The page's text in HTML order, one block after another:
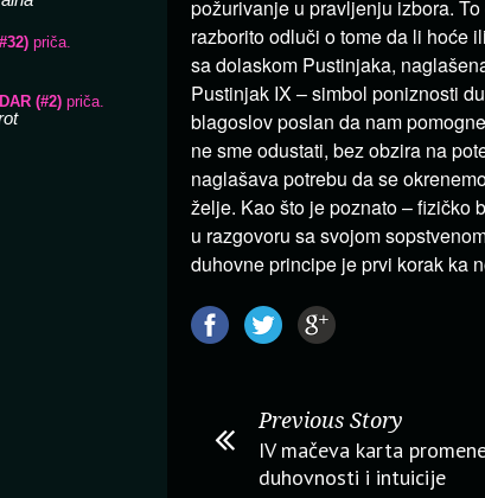
požurivanje u pravljenju izbora.
razborito odluči o tome da li hoće
sa dolaskom Pustinjaka,
Pustinjak IX – simbol poniznosti
blagoslov poslan da nam
ne sme odustati, bez obzira na
naglašava potrebu da se
želje. Kao što je poznato – fizičko
u razgovoru sa svojom
duhovne principe je prvi korak ka
Previous Story
IV mačeva karta
duhovnosti i intuicije